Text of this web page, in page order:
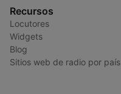
Recursos
Locutores
Widgets
Blog
Sitios web de radio por país